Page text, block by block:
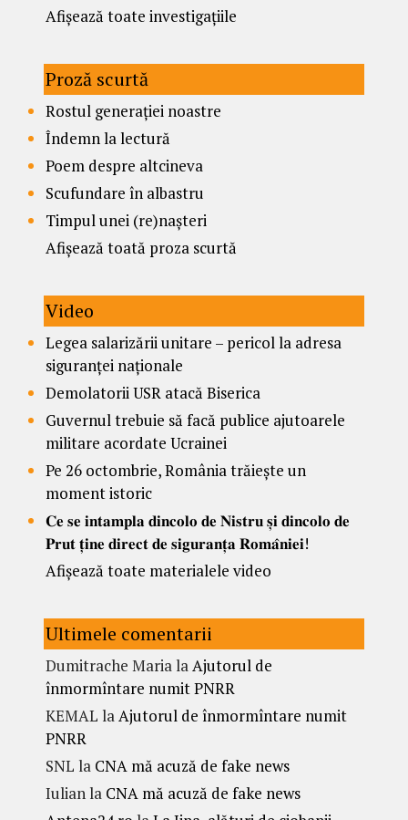
Afișează toate investigațiile
Proză scurtă
Rostul generației noastre
Îndemn la lectură
Poem despre altcineva
Scufundare în albastru
Timpul unei (re)nașteri
Afișează toată proza scurtă
Video
Legea salarizării unitare – pericol la adresa
siguranței naționale
Demolatorii USR atacă Biserica
Guvernul trebuie să facă publice ajutoarele
militare acordate Ucrainei
Pe 26 octombrie, România trăiește un
moment istoric
𝐂𝐞 𝐬𝐞 𝐢𝐧𝐭𝐚𝐦𝐩𝐥𝐚 𝐝𝐢𝐧𝐜𝐨𝐥𝐨 𝐝𝐞 𝐍𝐢𝐬𝐭𝐫𝐮 𝐬̦𝐢 𝐝𝐢𝐧𝐜𝐨𝐥𝐨 𝐝𝐞
𝐏𝐫𝐮𝐭 𝐭̦𝐢𝐧𝐞 𝐝𝐢𝐫𝐞𝐜𝐭 𝐝𝐞 𝐬𝐢𝐠𝐮𝐫𝐚𝐧𝐭̦𝐚 𝐑𝐨𝐦𝐚̂𝐧𝐢𝐞𝐢!
Afișează toate materialele video
Ultimele comentarii
Dumitrache MarialaAjutorul de
înmormîntare numit PNRR
KEMAL laAjutorul de înmormîntare numit
PNRR
SNL la CNA mă acuză de fake news
Iulianla CNA mă acuză de fake news